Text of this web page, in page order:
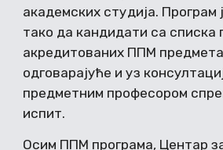
академских студија.
тако да кандидати са списка
акредитованих ППМ предмета
одговарајуће и уз
предметним професором
испит.
Осим ППМ програма, Центар